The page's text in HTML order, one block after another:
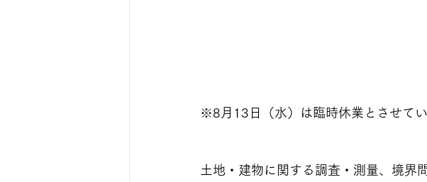
※8月13日（水） は臨時休業とさせて
土地・建物に関する調査・測量、境界